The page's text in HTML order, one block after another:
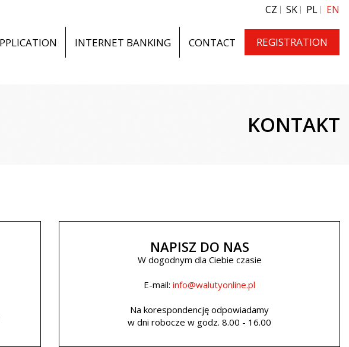
CZ SK PL EN
INTERNET BANKING CONTACT REGISTRATION
KONTAKT
NAPISZ DO NAS
W dogodnym dla Ciebie czasie
E-mail: info@walutyonline.pl
Na korespondencję odpowiadamy
w dni robocze w godz. 8.00 - 16.00